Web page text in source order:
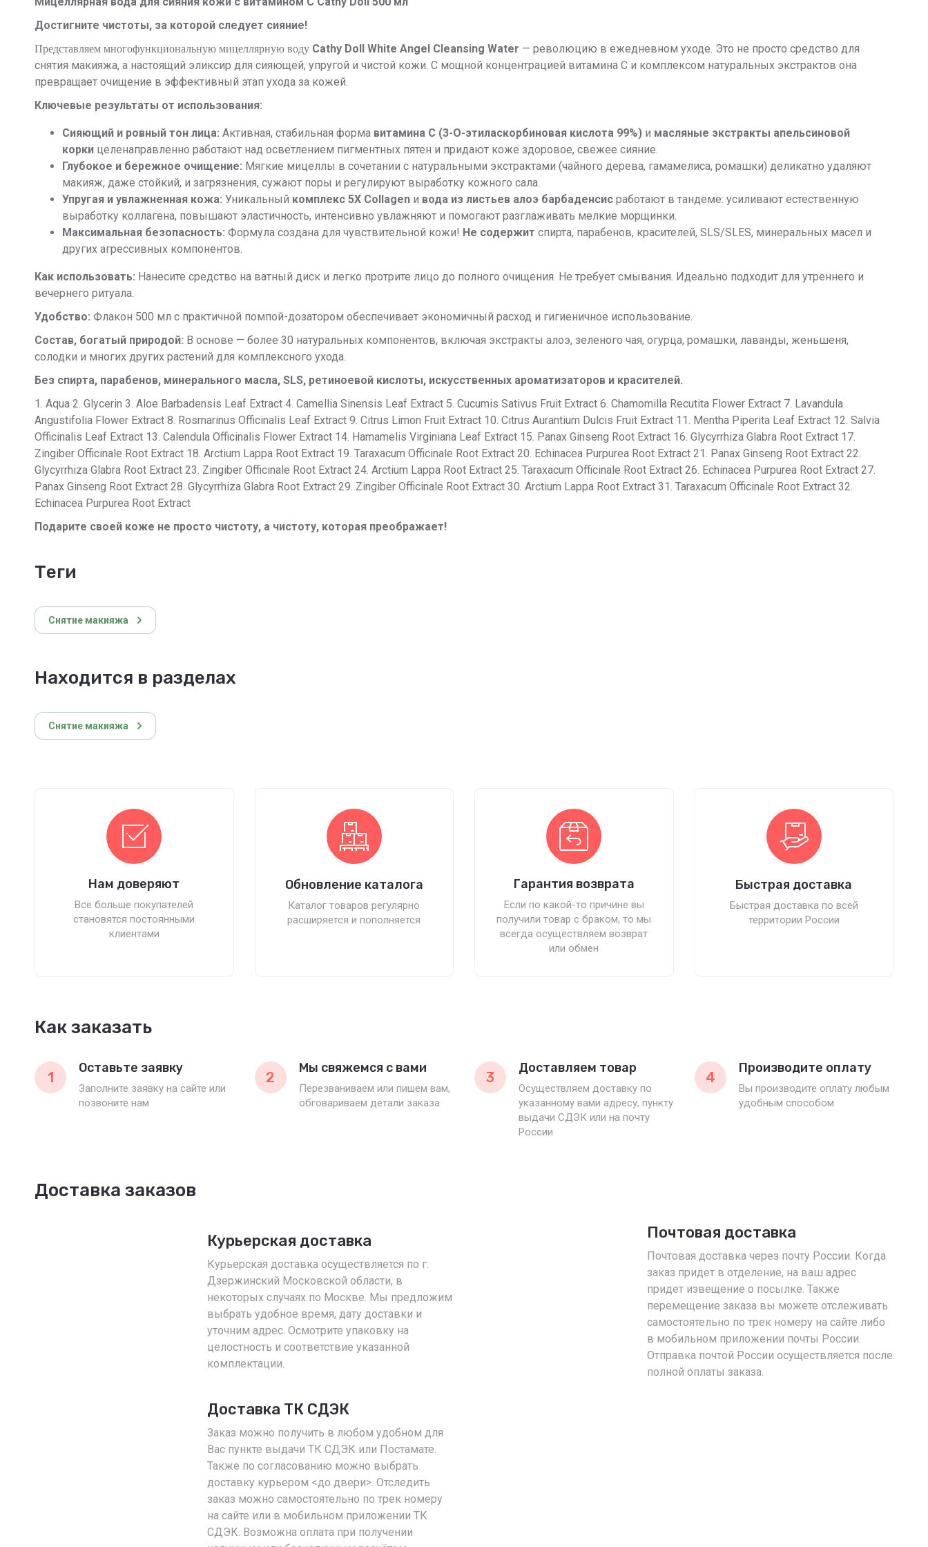
Достигните чистоты, за которой следует сияние!
Представляем многофункциональную мицеллярную воду Cathy Doll White Angel Cleansing Water — революцию в ежедневном уходе. Это не просто средство для
снятия макияжа, а настоящий эликсир для сияющей, упругой и чистой кожи. С мощной концентрацией витамина С и комплексом натуральных экстрактов она
превращает очищение в эффективный этап ухода за кожей.
Ключевые результаты от использования:
Сияющий и ровный тон лица: Активная, стабильная форма витамина С (3-O-этиласкорбиновая кислота 99%) и масляные экстракты апельсиновой
корки целенаправленно работают над осветлением пигментных пятен и придают коже здоровое, свежее сияние.
Глубокое и бережное очищение: Мягкие мицеллы в сочетании с натуральными экстрактами (чайного дерева, гамамелиса, ромашки) деликатно удаляют
макияж, даже стойкий, и загрязнения, сужают поры и регулируют выработку кожного сала.
Упругая и увлажненная кожа: Уникальный комплекс 5X Collagen и вода из листьев алоэ барбаденсис работают в тандеме: усиливают естественную
выработку коллагена, повышают эластичность, интенсивно увлажняют и помогают разглаживать мелкие морщинки.
Максимальная безопасность: Формула создана для чувствительной кожи! Не содержит спирта, парабенов, красителей, SLS/SLES, минеральных масел и
других агрессивных компонентов.
Как использовать: Нанесите средство на ватный диск и легко протрите лицо до полного очищения. Не требует смывания. Идеально подходит для утреннего и
вечернего ритуала.
Удобство: Флакон 500 мл с практичной помпой-дозатором обеспечивает экономичный расход и гигиеничное использование.
Состав, богатый природой: В основе — более 30 натуральных компонентов, включая экстракты алоэ, зеленого чая, огурца, ромашки, лаванды, женьшеня,
солодки и многих других растений для комплексного ухода.
Без спирта, парабенов, минерального масла, SLS, ретиноевой кислоты, искусственных ароматизаторов и красителей.
1. Aqua 2. Glycerin 3. Aloe Barbadensis Leaf Extract 4. Camellia Sinensis Leaf Extract 5. Cucumis Sativus Fruit Extract 6. Chamomilla Recutita Flower Extract 7. Lavandula
Angustifolia Flower Extract 8. Rosmarinus Officinalis Leaf Extract 9. Citrus Limon Fruit Extract 10. Citrus Aurantium Dulcis Fruit Extract 11. Mentha Piperita Leaf Extract 12. Salvia
Officinalis Leaf Extract 13. Calendula Officinalis Flower Extract 14. Hamamelis Virginiana Leaf Extract 15. Panax Ginseng Root Extract 16. Glycyrrhiza Glabra Root Extract 17.
Zingiber Officinale Root Extract 18. Arctium Lappa Root Extract 19. Taraxacum Officinale Root Extract 20. Echinacea Purpurea Root Extract 21. Panax Ginseng Root Extract 22.
Glycyrrhiza Glabra Root Extract 23. Zingiber Officinale Root Extract 24. Arctium Lappa Root Extract 25. Taraxacum Officinale Root Extract 26. Echinacea Purpurea Root Extract 27.
Panax Ginseng Root Extract 28. Glycyrrhiza Glabra Root Extract 29. Zingiber Officinale Root Extract 30. Arctium Lappa Root Extract 31. Taraxacum Officinale Root Extract 32.
Echinacea Purpurea Root Extract
Подарите своей коже не просто чистоту, а чистоту, которая преображает!
теги
Снятие макияжа
Находится в разделах
Снятие макияжа
Нам доверяют
Всё больше покупателей
становятся постоянными
клиентами
Обновление каталога
Каталог товаров регулярно
расширяется и пополняется
Гарантия возврата
Если по какой-то причине вы
получили товар с браком, то мы
всегда осуществляем возврат
или обмен
Быстрая доставка
Быстрая доставка по всей
территории России
Как заказать
1
Оставьте заявку
Заполните заявку на сайте или
позвоните нам
2
Мы свяжемся с вами
Перезваниваем или пишем вам,
обговариваем детали заказа
3
Доставляем товар
Осуществляем доставку по
указанному вами адресу, пункту
выдачи СДЭК или на почту
России
4
Производите оплату
Вы производите оплату любым
удобным способом
Доставка заказов
Курьерская доставка
Курьерская доставка осуществляется по г.
Дзержинский Московской области, в
некоторых случаях по Москве. Мы предложим
выбрать удобное время, дату доставки и
уточним адрес. Осмотрите упаковку на
целостность и соответствие указанной
комплектации.
Почтовая доставка
Почтовая доставка через почту России. Когда
заказ придет в отделение, на ваш адрес
придет извещение о посылке. Также
перемещение заказа вы можете отслеживать
самостоятельно по трек номеру на сайте либо
в мобильном приложении почты России.
Отправка почтой России осуществляется после
полной оплаты заказа.
Доставка ТК СДЭК
Заказ можно получить в любом удобном для
Вас пункте выдачи ТК СДЭК или Постамате.
Также по согласованию можно выбрать
доставку курьером <до двери>. Отследить
заказ можно самостоятельно по трек номеру
на сайте или в мобильном приложении ТК
СДЭК. Возможна оплата при получении